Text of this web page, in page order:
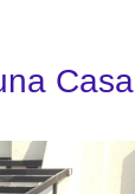
Casa